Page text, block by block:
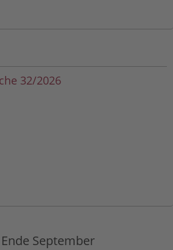
32/2026
September